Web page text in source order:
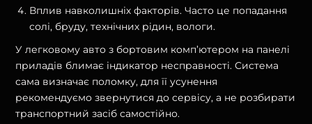
Вплив навколишніх факторів. Часто це попадання
солі, бруду, технічних рідин, вологи.
У легковому авто з бортовим комп’ютером на панелі
приладів блимає індикатор несправності. Система
сама визначає поломку, для її усунення
рекомендуємо звернутися до сервісу, а не розбирати
транспортний засіб самостійно.